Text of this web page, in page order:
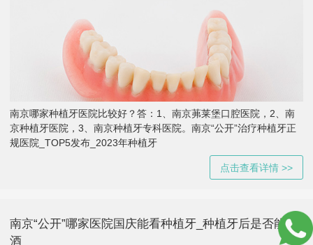
南京哪家种植牙医院比较好？答：1、南京茀莱堡口腔医院，2、南
京种植牙医院，3、南京种植牙专科医院。南京“公开”治疗种植牙正
规医院_TOP5发布_2023年种植牙
点击查看详情 >>
南京“公开”哪家医院国庆能看种植牙_种植牙后是否能喝
酒